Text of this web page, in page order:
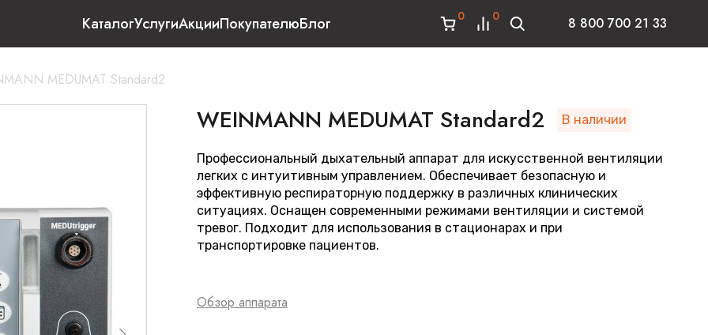
КаталогУслугиАкцииПокупателюБлог 0 0 8 800 700 21 33
MEDUMAT Standard2
WEINMANN MEDUMAT Standard2 В наличии
Профессиональный дыхательный аппарат для искусственной вентиляции
легких с интуитивным управлением. Обеспечивает безопасную и
эффективную респираторную поддержку в различных клинических
ситуациях. Оснащен современными режимами вентиляции и системой
тревог. Подходит для использования в стационарах и при
транспортировке пациентов.
Обзор аппарата